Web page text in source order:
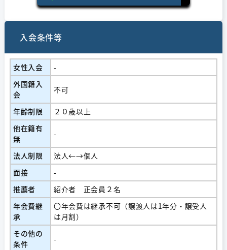
入会条件等
女性入会
-
外国籍入
会
不可
年齢制限
２０歳以上
他在籍有
無
-
法人制限
法人←→個人
面接
-
推薦者
紹介者 正会員２名
年会費継
承
〇年会費は継承不可（譲渡人は1年分・譲受人
は月割）
その他の
条件
-